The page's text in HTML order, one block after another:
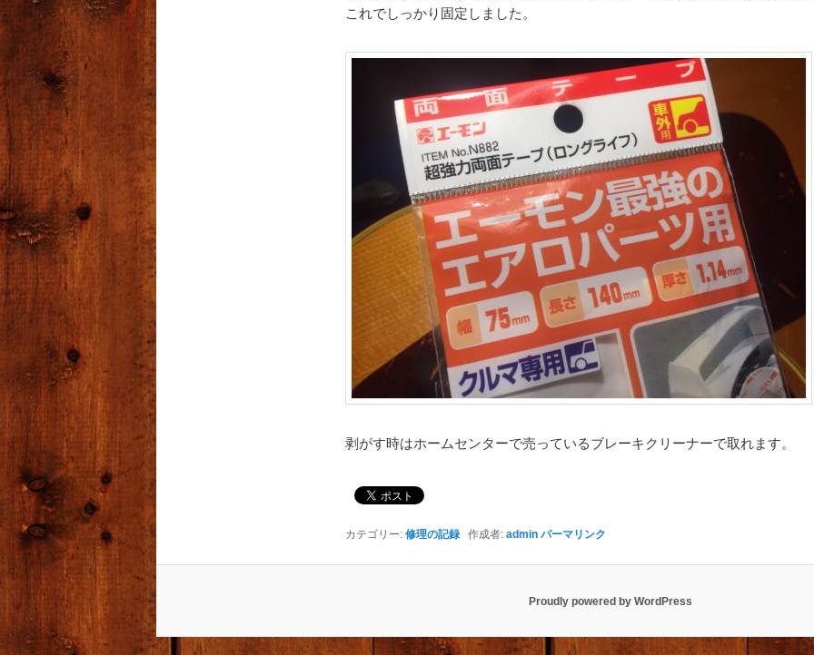
これでしっかり固定しました。
剥がす時はホームセンターで売っているブレーキクリーナーで取れます。
カテゴリー: 修理の記録作成者: admin パーマリンク
Proudly powered by WordPress